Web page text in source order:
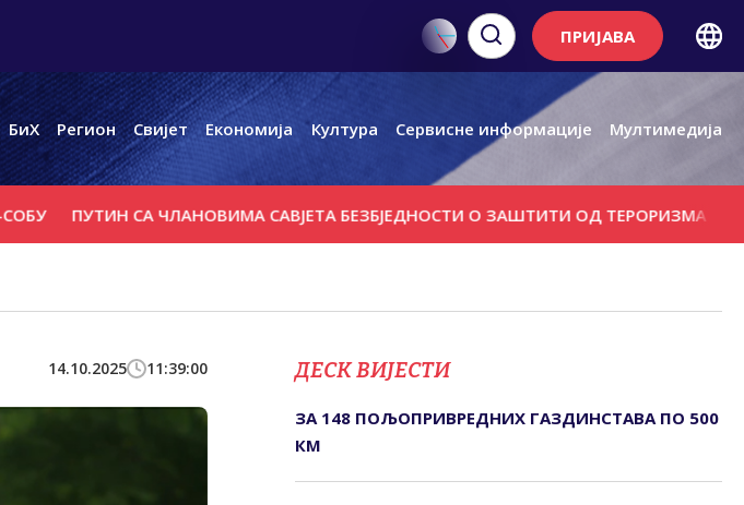
ПРИЈАВА
БиХ Регион Свијет Економија Култура Сервисне информације Мултимедија
ПУТИН СА ЧЛАНОВИМА САВЈЕТА БЕЗБЈЕДНОСТИ О ЗАШТИТИ ОД ТЕРОРИЗМА СУСРЕТИ
14.10.2025 11:39:00 ДЕСК ВИЈЕСТИ
ЗА 148 ПОЉОПРИВРЕДНИХ ГАЗДИНСТАВА ПО 500
КМ